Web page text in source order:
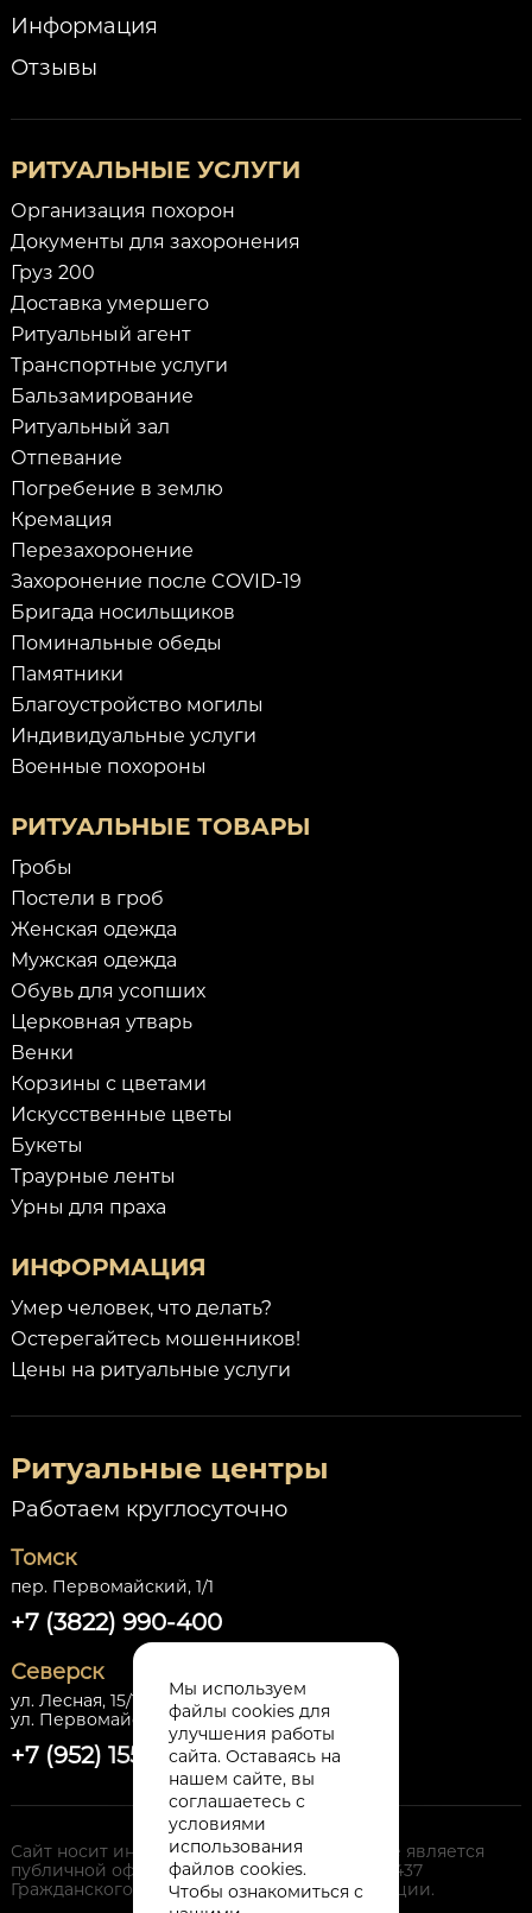
Информация
Отзывы
РИТУАЛЬНЫЕ УСЛУГИ
Организация похорон
Документы для захоронения
Груз 200
Доставка умершего
Ритуальный агент
Транспортные услуги
Бальзамирование
Ритуальный зал
Отпевание
Погребение в землю
Кремация
Перезахоронение
Захоронение после COVID-19
Бригада носильщиков
Поминальные обеды
Памятники
Благоустройство могилы
Индивидуальные услуги
Военные похороны
РИТУАЛЬНЫЕ ТОВАРЫ
Гробы
Постели в гроб
Женская одежда
Мужская одежда
Обувь для усопших
Церковная утварь
Венки
Корзины с цветами
Искусственные цветы
Букеты
Траурные ленты
Урны для праха
ИНФОРМАЦИЯ
Умер человек, что делать?
Остерегайтесь мошенников!
Цены на ритуальные услуги
Ритуальные центры
Работаем круглосуточно
Томск
пер. Первомайский, 1/1
+7 (3822) 990-400
Северск
ул. Лесная, 15/1,
ул. Первомайская, 30 стр.1
+7 (952) 155-86-64
Сайт носит информационный характер и не является
публичной офертой, определяемой п. 2. ст 437
Гражданского Кодекса Российской Федерации.
Мы используем
файлы cookies для
улучшения работы
сайта. Оставаясь на
нашем сайте, вы
соглашаетесь с
условиями
использования
файлов cookies.
Чтобы ознакомиться с